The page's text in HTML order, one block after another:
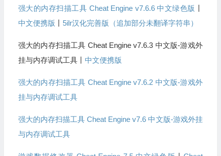
强大的内存扫描工具 Cheat Engine v7.6.6 中文绿色版
中文便携版
5ilr汉化完善版（追加部分未翻译字符串）
强大的内存扫描工具 Cheat Engine v7.6.3 中文版-游戏外
挂与内存调试工具丨 中文便携版
强大的内存扫描工具 Cheat Engine v7.6.2 中文版-游戏外
挂与内存调试工具
强大的内存扫描工具 Cheat Engine v7.6 中文版-游戏外挂
与内存调试工具